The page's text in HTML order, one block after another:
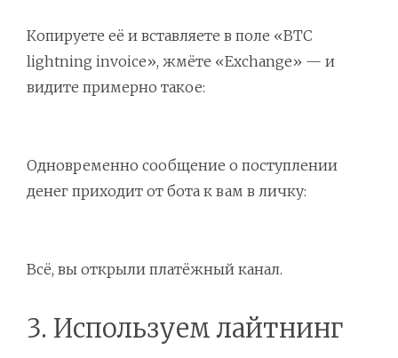
Копируете её и вставляете в поле «BTC
lightning invoice», жмёте «Exchange» — и
видите примерно такое:
Одновременно сообщение о поступлении
денег приходит от бота к вам в личку:
Всё, вы открыли платёжный канал.
3. Используем лайтнинг